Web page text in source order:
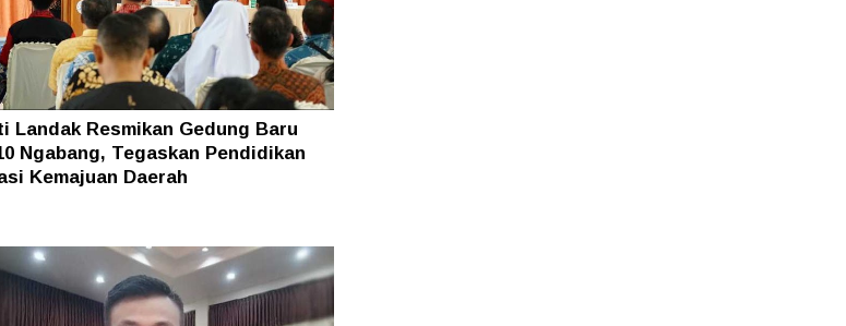
Landak Resmikan Gedung Baru
Ngabang, Tegaskan Pendidikan
Kemajuan Daerah